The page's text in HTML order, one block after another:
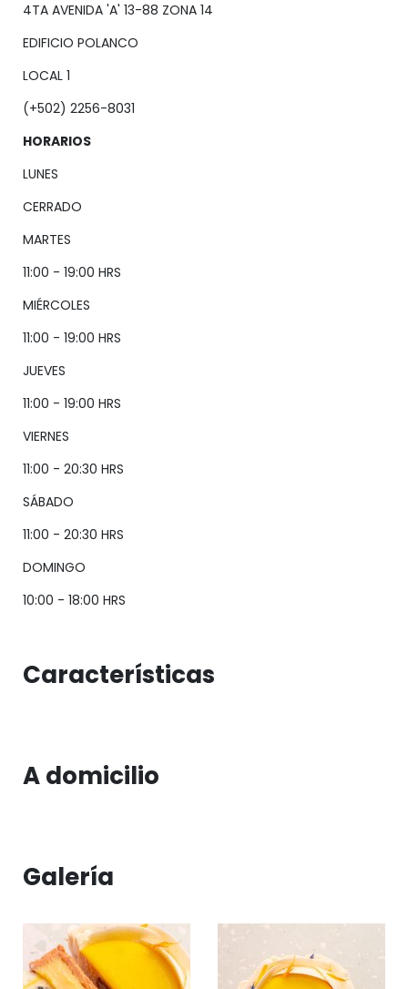
4TA AVENIDA 'A' 13-88 ZONA 14
EDIFICIO POLANCO
LOCAL 1
(+502) 2256-8031
HORARIOS
LUNES
CERRADO
MARTES
11:00 - 19:00 HRS
MIÉRCOLES
11:00 - 19:00 HRS
JUEVES
11:00 - 19:00 HRS
VIERNES
11:00 - 20:30 HRS
SÁBADO
11:00 - 20:30 HRS
DOMINGO
10:00 - 18:00 HRS
Características
A domicilio
Galería